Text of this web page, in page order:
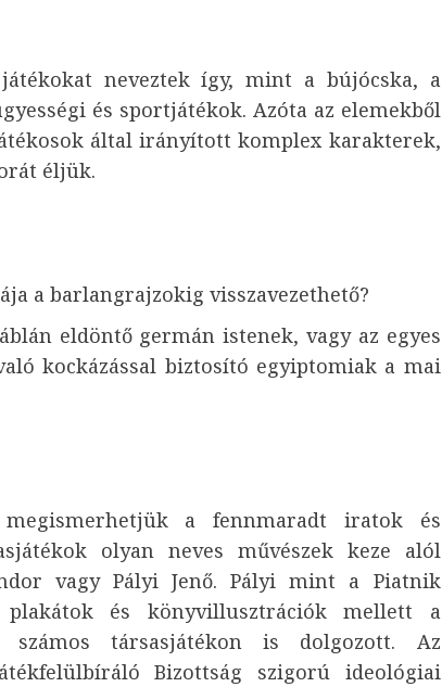
neveztek így, mint a bújócska, a
és sportjátékok. Azóta az elemekből
által irányított komplex karakterek,
éljük.
a barlangrajzokig visszavezethető?
eldöntő germán istenek, vagy az egyes
kockázással biztosító egyiptomiak a mai
a fennmaradt iratok és
olyan neves művészek keze alól
vagy Pályi Jenő. Pályi mint a Piatnik
plakátok és könyvillusztrációk mellett a
számos társasjátékon is dolgozott. Az
Bizottság szigorú ideológiai